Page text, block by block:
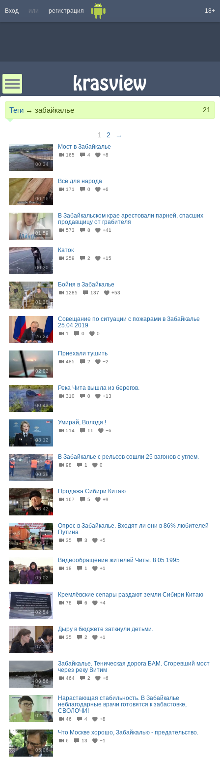
Вход или регистрация 18+
Теги → забайкалье 21
1 2 →
00:34
Мост в Забайкалье
165 4 +8
00:16
Всё для народа
171 0 +6
01:59
В Забайкальском крае арестовали парней, спасших
продавщицу от грабителя
573 8 +41
00:30
Каток
259 2 +15
01:38
Бойня в Забайкалье
1285 137 +53
26:24
Совещание по ситуации с пожарами в Забайкалье
25.04.2019
1 0 0
02:02
Приехали тушить
485 2 −2
00:43
Река Чита вышла из берегов.
310 0 +13
03:12
Умирай, Володя !
514 11 −6
00:39
В Забайкалье с рельсов сошли 25 вагонов с углем.
98 1 0
08:42
Продажа Сибири Китаю..
167 5 +9
08:29
Опрос в Забайкалье. Входят ли они в 86% любителей
Путина
35 3 +5
05:02
Видеообращение жителей Читы. 8.05 1995
18 1 +1
02:54
Кремлёвские сепары раздают земли Сибири Китаю
78 6 +4
07:15
Дыру в бюджете заткнули детьми.
35 2 +1
00:56
Забайкалье. Теническая дорога БАМ. Сгоревший мост
через реку Витим
464 2 +6
02:56
Нарастающая стабильность. В Забайкалье
неблагодарные врачи готовятся к забастовке,
СВОЛОЧИ!
46 4 +8
05:06
Что Москве хорошо, Забайкалью - предательство.
6 13 −1